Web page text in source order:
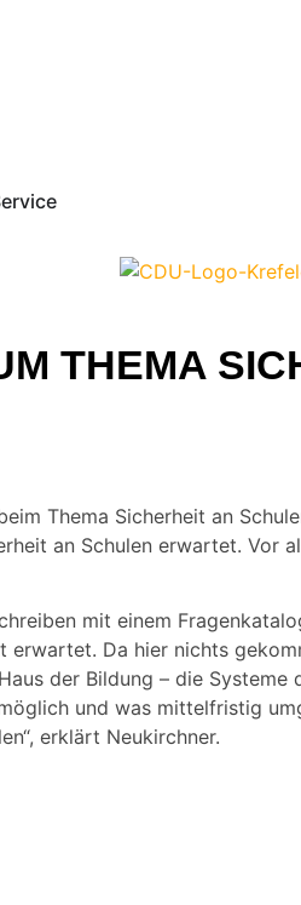
THEMA
Thema Sicherheit an
an Schulen erwartet.
mit einem
Da hier nichts
der Bildung – die
und was mittelfristig
erklärt Neukirchner.